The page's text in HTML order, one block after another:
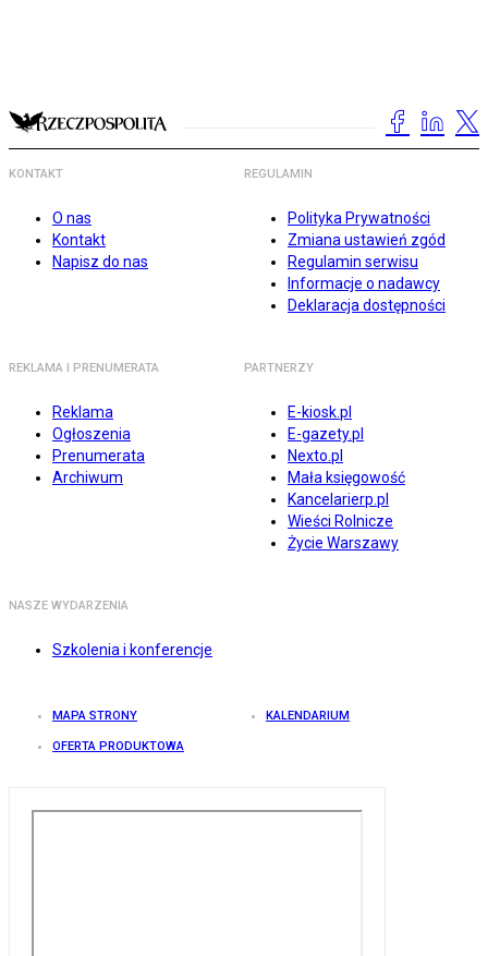
KONTAKT
O nas
Kontakt
Napisz do nas
REGULAMIN
Polityka Prywatności
Zmiana ustawień zgód
Regulamin serwisu
Informacje o nadawcy
Deklaracja dostępności
REKLAMA I PRENUMERATA
Reklama
Ogłoszenia
Prenumerata
Archiwum
PARTNERZY
E-kiosk.pl
E-gazety.pl
Nexto.pl
Mała księgowość
Kancelarierp.pl
Wieści Rolnicze
Życie Warszawy
NASZE WYDARZENIA
Szkolenia i konferencje
MAPA STRONY KALENDARIUM
OFERTA PRODUKTOWA